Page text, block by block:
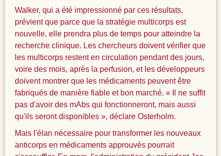
Walker, qui a été impressionné par ces résultats,
prévient que parce que la stratégie multicorps est
nouvelle, elle prendra plus de temps pour atteindre la
recherche clinique. Les chercheurs doivent vérifier que
les multicorps restent en circulation pendant des jours,
voire des mois, après la perfusion, et les développeurs
doivent montrer que les médicaments peuvent être
fabriqués de manière fiable et bon marché. « Il ne suffit
pas d'avoir des mAbs qui fonctionneront, mais aussi
qu'ils seront disponibles », déclare Osterholm.
Mais l'élan nécessaire pour transformer les nouveaux
anticorps en médicaments approuvés pourrait